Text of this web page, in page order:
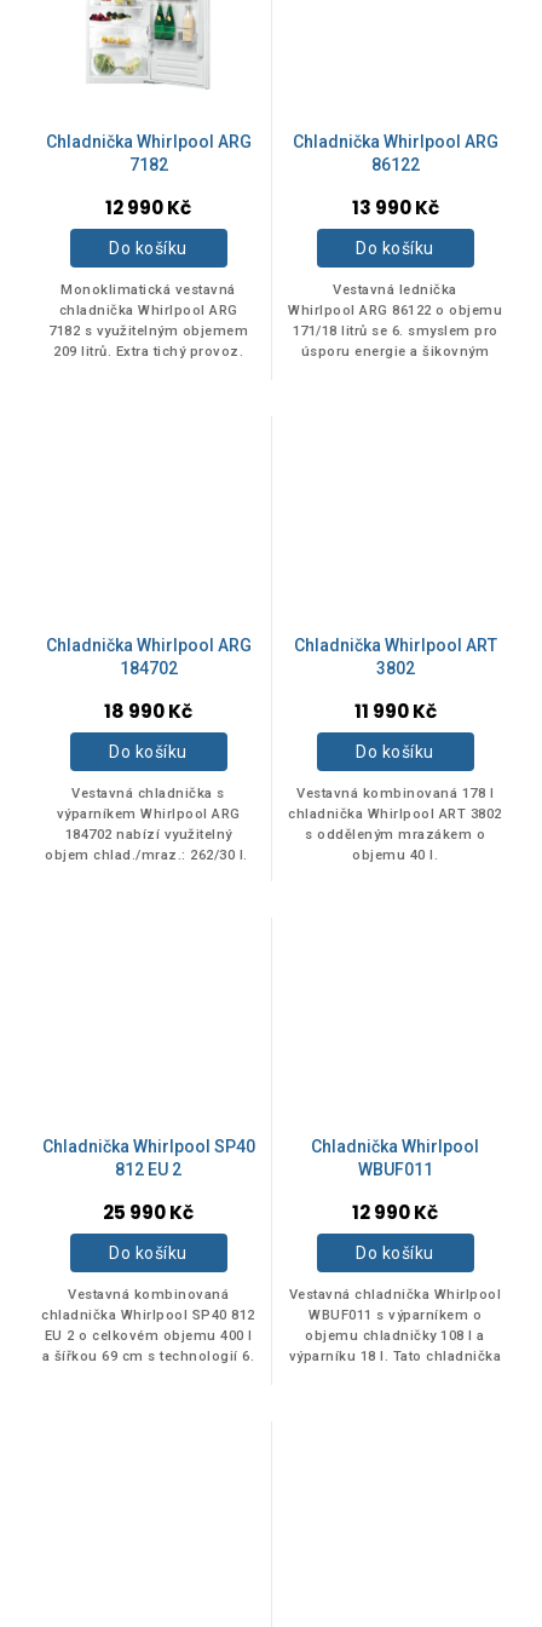
Chladnička Whirlpool ARG
7182
12 990 Kč
Do košíku
Monoklimatická vestavná
chladnička Whirlpool ARG
7182 s využitelným objemem
209 litrů. Extra tichý provoz.
Chladnička Whirlpool ARG
86122
13 990 Kč
Do košíku
Vestavná lednička
Whirlpool ARG 86122 o objemu
171/18 litrů se 6. smyslem pro
úsporu energie a šikovným
Chladnička Whirlpool ARG
184702
18 990 Kč
Do košíku
Vestavná chladnička s
výparníkem Whirlpool ARG
184702 nabízí využitelný
objem chlad./mraz.: 262/30 l.
Chladnička Whirlpool ART
3802
11 990 Kč
Do košíku
Vestavná kombinovaná 178 l
chladnička Whirlpool ART 3802
s odděleným mrazákem o
objemu 40 l.
Chladnička Whirlpool SP40
812 EU 2
25 990 Kč
Do košíku
Vestavná kombinovaná
chladnička Whirlpool SP40 812
EU 2 o celkovém objemu 400 l
a šířkou 69 cm s technologií 6.
Chladnička Whirlpool
WBUF011
12 990 Kč
Do košíku
Vestavná chladnička Whirlpool
WBUF011 s výparníkem o
objemu chladničky 108 l a
výparníku 18 l. Tato chladnička